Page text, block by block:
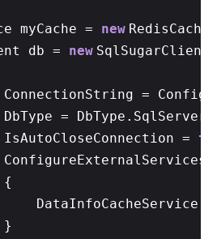
myCache = new RedisCache(
db = new SqlSugarClient(
ConnectionString =
DbType = DbType.SqlServer,
IsAutoCloseConnection =
{
DataInfoCacheService
}